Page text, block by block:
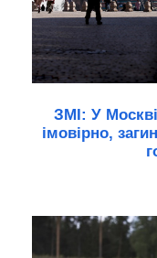
ЗМІ: У
імовірно,